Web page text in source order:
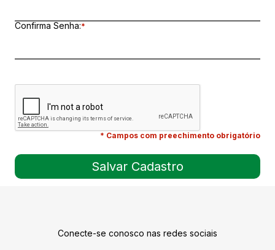
Confirma Senha:*
* Campos com preechimento obrigatório
Conecte-se conosco nas redes sociais